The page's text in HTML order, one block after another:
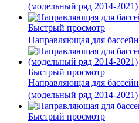
(модельный ряд 2014-2021)
Быстрый просмотр
Направляющая для
Быстрый просмотр
Направляющая для
(модельный ряд 2014-2021)
Быстрый просмотр